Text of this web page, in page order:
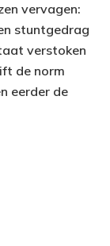
vervagen:
stuntgedrag
verstoken
de norm
eerder de